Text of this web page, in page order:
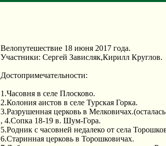
Велопутешествие 18 июня 2017 года.
Участники: Сергей Зависляк,Кирилл Круглов.
Достопримечательности:
1.Часовня в селе Плосково.
2.Колония аистов в селе Турская Горка.
3.Разрушенная церковь в
, 4.Сопка 18-19 в. Шум-Гора.
5.Родник с часовней недалеко от села
6.Старинная церковь в Торошковичах.